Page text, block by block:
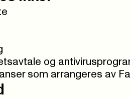
og
som arrangeres av